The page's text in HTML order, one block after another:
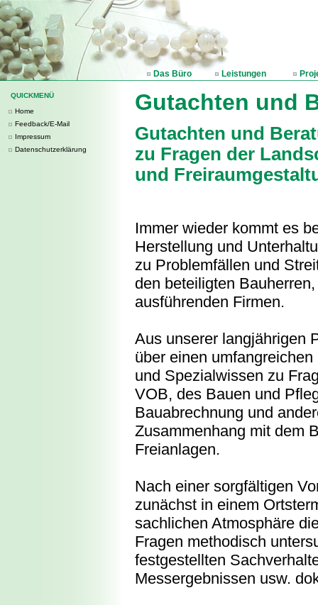
Das Büro Leistungen
QUICKMENÜ
Home
Feedback/E-Mail
Impressum
Datenschutzerklärung
Gutachten und
Gutachten und
zu Fragen der
und
Immer wieder kommt es
Herstellung und
zu Problemfällen und
den beteiligten
ausführenden Firmen.
Aus unserer langjährigen
über einen
und Spezialwissen zu
VOB, des Bauen und
Bauabrechnung und
Zusammenhang mit dem
Freianlagen.
Nach einer sorgfältigen
zunächst in einem
sachlichen Atmosphäre
Fragen methodisch
festgestellten
Messergebnissen usw.